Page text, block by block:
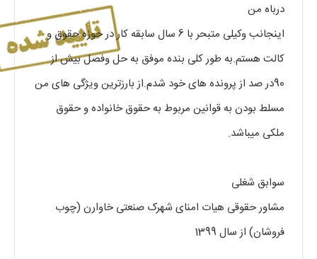
درباه من
اینجانب وکیلی متبحر با 6 سال سابقه کار در حوزه حقوق و
کالت هستم.به طور کلی بنده موفق به حل وفصل بیش از
90در صد از پرونده های خود شدم.از بارزترین ویژگی های من
مسلط بودن به قوانین مربوط به حقوق خانواده و حقوق
ملکی میباشد.
سوابق شغلی
مشاور حقوقی هیات امنای شهرک صنعتی خاوارن (چوب
فروشان) از سال 1399